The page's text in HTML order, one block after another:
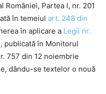
României, Partea I, nr. 201
în temeiul art. 248 din
în aplicare a Legii nr.
publicată în Monitorul
757 din 12 noiembrie
dându-se textelor o nouă